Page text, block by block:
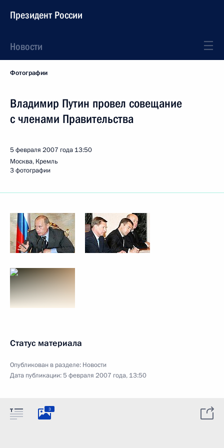
Президент России
Новости
Фотографии
Владимир Путин провел совещание
с членами Правительства
5 февраля 2007 года 13:50
Москва, Кремль
3 фотографии
Статус материала
Опубликован в разделе: Новости
Дата публикации:5 февраля 2007 года, 13:50
3